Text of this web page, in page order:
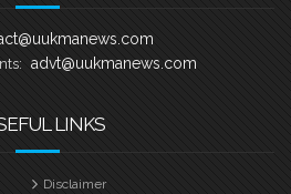
advt@uukmanews.com
LINKS
Disclaimer